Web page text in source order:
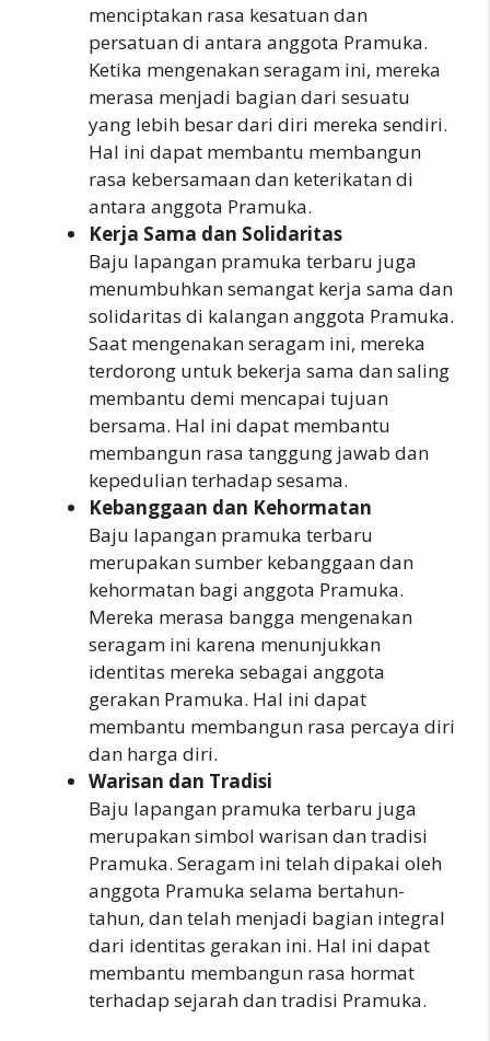
menciptakan rasa kesatuan dan
persatuan di antara anggota Pramuka.
Ketika mengenakan seragam ini, mereka
merasa menjadi bagian dari sesuatu
yang lebih besar dari diri mereka sendiri.
Hal ini dapat membantu membangun
rasa kebersamaan dan keterikatan di
antara anggota Pramuka.
Kerja Sama dan Solidaritas
Baju lapangan pramuka terbaru juga
menumbuhkan semangat kerja sama dan
solidaritas di kalangan anggota Pramuka.
Saat mengenakan seragam ini, mereka
terdorong untuk bekerja sama dan saling
membantu demi mencapai tujuan
bersama. Hal ini dapat membantu
membangun rasa tanggung jawab dan
kepedulian terhadap sesama.
Kebanggaan dan Kehormatan
Baju lapangan pramuka terbaru
merupakan sumber kebanggaan dan
kehormatan bagi anggota Pramuka.
Mereka merasa bangga mengenakan
seragam ini karena menunjukkan
identitas mereka sebagai anggota
gerakan Pramuka. Hal ini dapat
membantu membangun rasa percaya diri
dan harga diri.
Warisan dan Tradisi
Baju lapangan pramuka terbaru juga
merupakan simbol warisan dan tradisi
Pramuka. Seragam ini telah dipakai oleh
anggota Pramuka selama bertahun-
tahun, dan telah menjadi bagian integral
dari identitas gerakan ini. Hal ini dapat
membantu membangun rasa hormat
terhadap sejarah dan tradisi Pramuka.